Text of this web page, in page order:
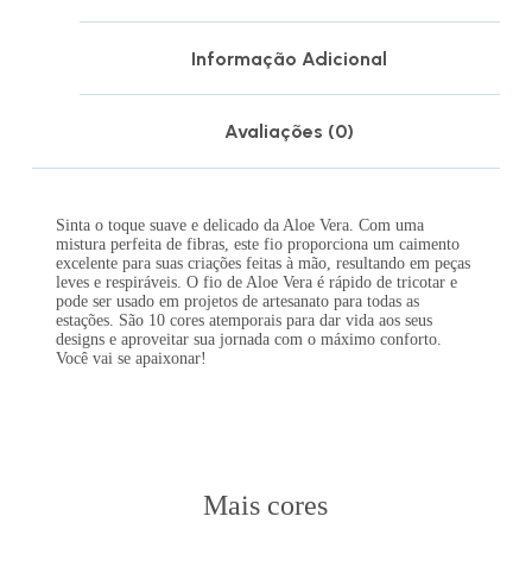
Informação Adicional
Avaliações (0)
Sinta o toque suave e delicado da Aloe Vera. Com uma
mistura perfeita de fibras, este fio proporciona um caimento
excelente para suas criações feitas à mão, resultando em peças
leves e respiráveis. O fio de Aloe Vera é rápido de tricotar e
pode ser usado em projetos de artesanato para todas as
estações. São 10 cores atemporais para dar vida aos seus
designs e aproveitar sua jornada com o máximo conforto.
Você vai se apaixonar!
Mais cores